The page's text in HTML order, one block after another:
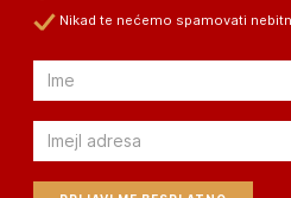
Nikad te nećemo spamovati
Email
Email